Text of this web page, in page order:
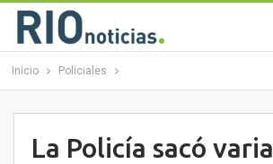
Inicio Policiales
La Policía sacó